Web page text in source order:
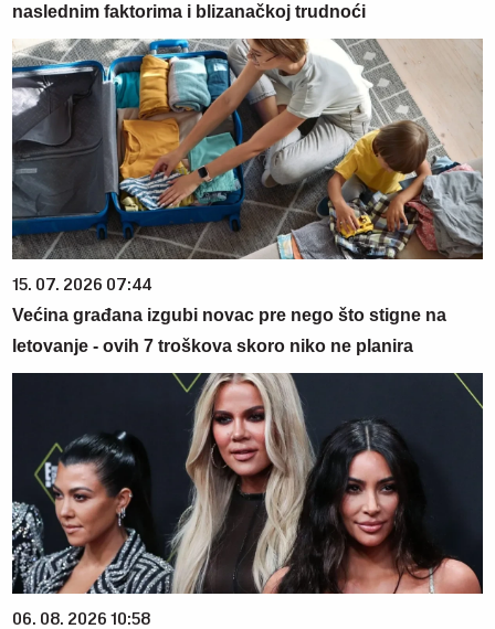
naslednim faktorima i blizanačkoj trudnoći
15. 07. 2026 07:44
Većina građana izgubi novac pre nego što stigne na
letovanje - ovih 7 troškova skoro niko ne planira
06. 08. 2026 10:58